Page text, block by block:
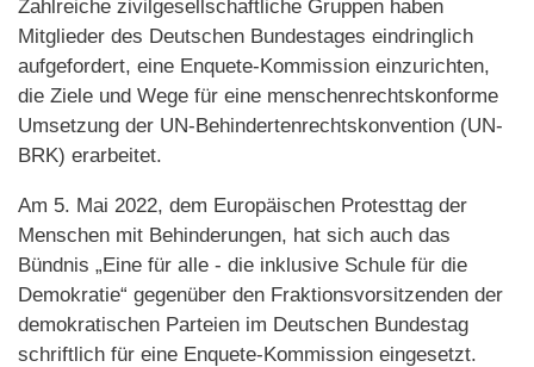
Zahlreiche zivilgesellschaftliche Gruppen haben
Mitglieder des Deutschen Bundestages eindringlich
aufgefordert, eine Enquete-Kommission einzurichten,
die Ziele und Wege für eine menschenrechtskonforme
Umsetzung der UN-Behindertenrechtskonvention (UN-
BRK) erarbeitet.
Am 5. Mai 2022, dem Europäischen Protesttag der
Menschen mit Behinderungen, hat sich auch das
Bündnis „Eine für alle - die inklusive Schule für die
Demokratie“ gegenüber den Fraktionsvorsitzenden der
demokratischen Parteien im Deutschen Bundestag
schriftlich für eine Enquete-Kommission eingesetzt.